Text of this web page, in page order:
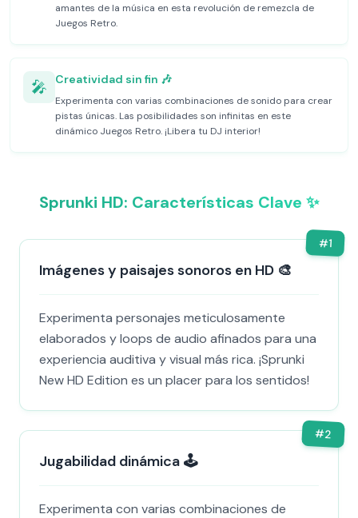
amantes de la música en esta revolución de remezcla de
Juegos Retro.
🎤 Creatividad sin fin 🎶
Experimenta con varias combinaciones de sonido para crear
pistas únicas. Las posibilidades son infinitas en este
dinámico Juegos Retro. ¡Libera tu DJ interior!
Sprunki HD: Características Clave ✨
#1
Imágenes y paisajes sonoros en HD 🎨
Experimenta personajes meticulosamente
elaborados y loops de audio afinados para una
experiencia auditiva y visual más rica. ¡Sprunki
New HD Edition es un placer para los sentidos!
#2
Jugabilidad dinámica 🕹️
Experimenta con varias combinaciones de